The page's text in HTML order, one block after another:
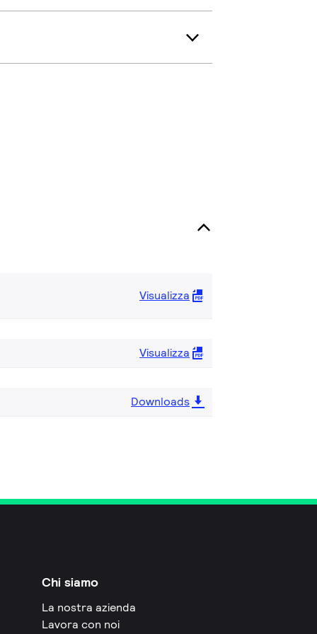
Visualizza
Visualizza
Downloads
Chi siamo
La nostra azienda
Lavora con noi